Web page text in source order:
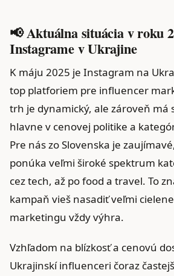
📢 Aktuálna situácia v roku
Instagrame v Ukrajine
K máju 2025 je Instagram na
top platforiem pre influencer
trh je dynamický, ale zároveň má
hlavne v cenovej politike a
Pre nás zo Slovenska je
ponúka veľmi široké spektrum
cez tech, až po food a travel. To
kampaň vieš nasadiť veľmi
marketingu vždy výhra.
Vzhľadom na blízkosť a cenovú
Ukrajinskí influenceri čoraz